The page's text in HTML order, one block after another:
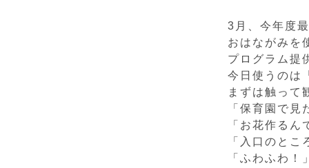
3月、今年度
おはながみを
プログラム提
今日使うのは
まずは触って
「保育園で見
「お花作るん
「入口のとこ
「ふわふわ！